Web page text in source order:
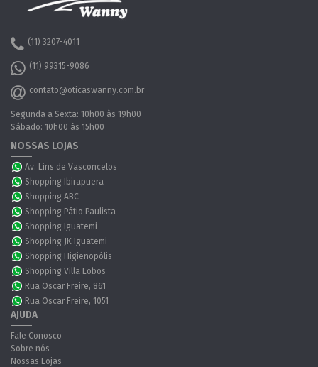
(11) 3207-4011
(11) 99315-9086
contato@oticaswanny.com.br
Segunda a Sexta: 10h00 às 19h00
Sábado: 10h00 às 15h00
NOSSAS LOJAS
Av. Lins de Vasconcelos
Shopping Ibirapuera
Shopping ABC
Shopping Pátio Paulista
Shopping Iguatemi
Shopping JK Iguatemi
Shopping Higienopólis
Shopping Villa Lobos
Rua Oscar Freire, 861
Rua Oscar Freire, 1051
AJUDA
Fale Conosco
Sobre nós
Nossas Lojas